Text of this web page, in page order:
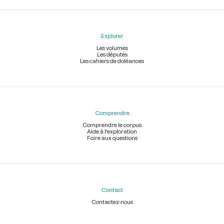
Explorer
Les volumes
Les députés
Les cahiers de doléances
Comprendre
Comprendre le corpus
Aide à l'exploration
Foire aux questions
Contact
Contactez-nous